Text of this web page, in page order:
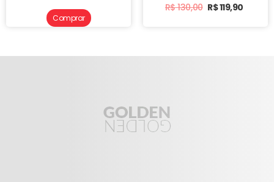
R$130,00 R$119,90
Comprar